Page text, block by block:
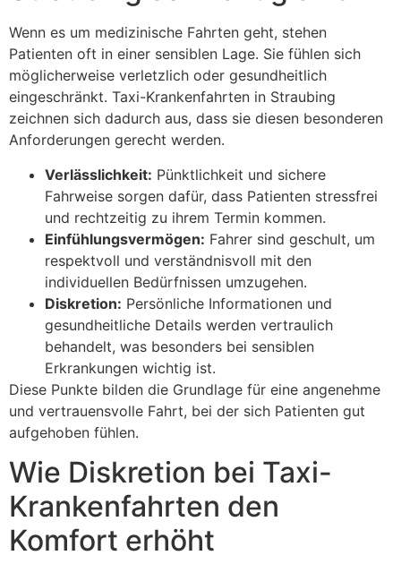
Wenn es um medizinische Fahrten geht, stehen
Patienten oft in einer sensiblen Lage. Sie fühlen sich
möglicherweise verletzlich oder gesundheitlich
eingeschränkt. Taxi-Krankenfahrten in Straubing
zeichnen sich dadurch aus, dass sie diesen besonderen
Anforderungen gerecht werden.
Verlässlichkeit: Pünktlichkeit und sichere
Fahrweise sorgen dafür, dass Patienten stressfrei
und rechtzeitig zu ihrem Termin kommen.
Einfühlungsvermögen: Fahrer sind geschult, um
respektvoll und verständnisvoll mit den
individuellen Bedürfnissen umzugehen.
Diskretion: Persönliche Informationen und
gesundheitliche Details werden vertraulich
behandelt, was besonders bei sensiblen
Erkrankungen wichtig ist.
Diese Punkte bilden die Grundlage für eine angenehme
und vertrauensvolle Fahrt, bei der sich Patienten gut
aufgehoben fühlen.
Wie Diskretion bei Taxi-
Krankenfahrten den
Komfort erhöht